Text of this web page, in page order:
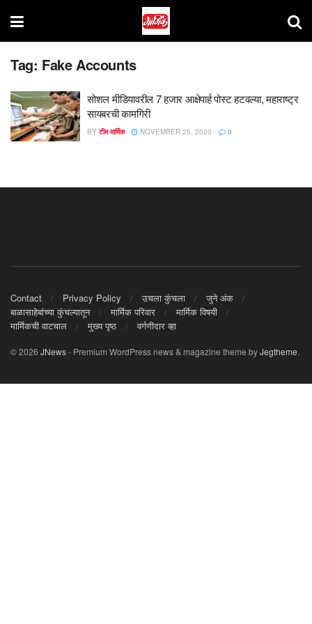
Tag: Fake Accounts
सोशल मीडियावरील 7 हजार आक्षेपार्ह पोस्ट हटवल्या, महाराष्ट्र
सायबरची कामगिरी
BY टीम मार्मिक NOVEMBER 25, 2020 0
Contact Privacy Policy उचला कुंचला
जुने अंक
बाळासाहेबांच्या कुंचल्यातून
मार्मिक परिवार
मार्मिक विषयी
मार्मिकची वाटचाल
मुख्य पृष्ठ वर्गणीदार व्हा
© 2026 JNews- Premium WordPress news & magazine theme byJegtheme.